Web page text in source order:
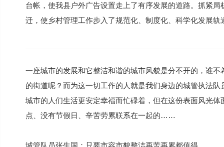
台帐，使我县户外广告设置走上了有序发展的道路。抓紧
迁，使乡村管理工作步入了规范化、制度化、科学化发展轨
一座城市的发展和它整洁和谐的城市风貌是分不开的，谁
的街道呢？而为这一切工作的人就是我们身边的城管执法
城市的人们生活更安定幸福而忙碌着，但在这份表面风光
点、没有节假日、辛苦劳累联系在一起的……
城管队员张生国：只要市容市貌整洁再苦再累都值得